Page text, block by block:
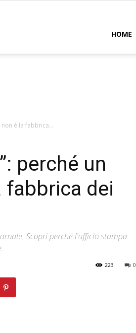
HOME
non è la fabbrica...
perché un
fabbrica dei
Scopri perché l'ufficio stampa
0
223